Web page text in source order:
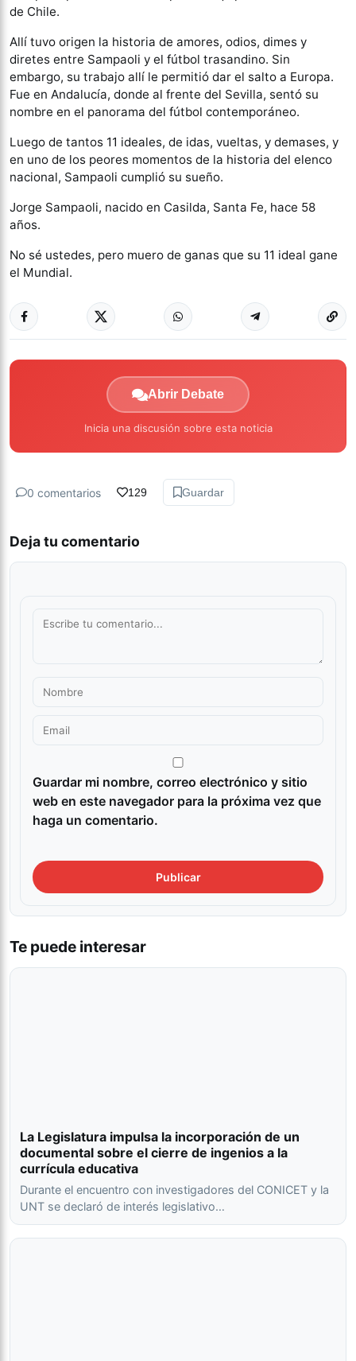
de Chile.
Allí tuvo origen la historia de amores, odios, dimes y
diretes entre Sampaoli y el fútbol trasandino. Sin
embargo, su trabajo allí le permitió dar el salto a Europa.
Fue en Andalucía, donde al frente del Sevilla, sentó su
nombre en el panorama del fútbol contemporáneo.
Luego de tantos 11 ideales, de idas, vueltas, y demases, y
en uno de los peores momentos de la historia del elenco
nacional, Sampaoli cumplió su sueño.
Jorge Sampaoli, nacido en Casilda, Santa Fe, hace 58
años.
No sé ustedes, pero muero de ganas que su 11 ideal gane
el Mundial.
Abrir Debate
Inicia una discusión sobre esta noticia
0 comentarios 129 Guardar
Deja tu comentario
Guardar mi nombre, correo electrónico y sitio
web en este navegador para la próxima vez que
haga un comentario.
Te puede interesar
La Legislatura impulsa la incorporación de un
documental sobre el cierre de ingenios a la
currícula educativa
Durante el encuentro con investigadores del CONICET y la
UNT se declaró de interés legislativo…